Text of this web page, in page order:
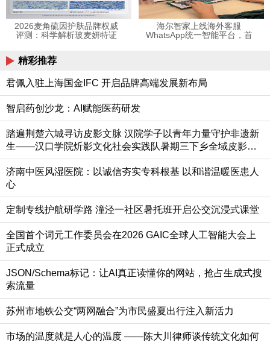
2026麦角硫因护肤品牌权威
评测：科学解析玻麦妍特证
海尔智家上线海外客服
WhatsApp统一智能平台，首
精彩推荐
君佩入驻上海国金IFC 开启品牌高端发展新布局
智启药创沙龙：AI赋能医药研发
踏遍荆楚六城寻访皮影文脉 汉院学子以青年力量守护非遗新
生——汉口学院炘影文化社会实践队暑期三下乡全域皮影调
研纪实
济南中医风湿医院：以诚信夯实专科根基 以和谐温暖医患人
心
定制专线护航研学路 潼泾一社区暑托班开启公交沉浸式课堂
全国首个词元工作委员会在2026 GAIC全球人工智能大会上
正式成立
JSON/Schema标记：让AI真正读懂你的网站，抢占生成式搜
索流量
苏州市地铁公交“两网融合”为市民盛夏出行注入新活力
市场的温度就是人心的温度 ——陈大川律师谈传统文化如何